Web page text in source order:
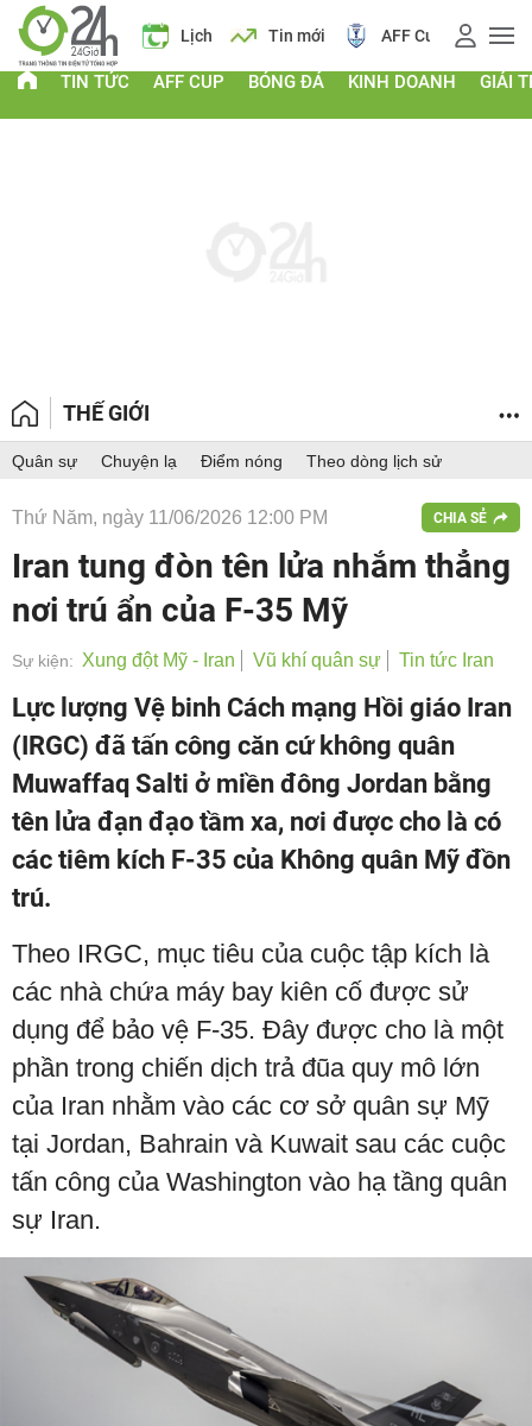
Giá vàng Lịch Tin mới AFF Cup Giá
TIN TỨC AFF CUP BÓNG ĐÁ KINH DOANH GIẢI
THẾ GIỚI
Quân sự Chuyện lạ Điểm nóng Theo dòng lịch sử
Thứ Năm, ngày 11/06/2026 12:00 PM CHIA SẺ
Iran tung đòn tên lửa nhắm thẳng
nơi trú ẩn của F-35 Mỹ
Sự kiện: Xung đột Mỹ - Iran Vũ khí quân sự Tin tức Iran
Lực lượng Vệ binh Cách mạng Hồi giáo Iran
(IRGC) đã tấn công căn cứ không quân
Muwaffaq Salti ở miền đông Jordan bằng
tên lửa đạn đạo tầm xa, nơi được cho là có
các tiêm kích F-35 của Không quân Mỹ đồn
trú.
Theo IRGC, mục tiêu của cuộc tập kích là
các nhà chứa máy bay kiên cố được sử
dụng để bảo vệ F-35. Đây được cho là một
phần trong chiến dịch trả đũa quy mô lớn
của Iran nhằm vào các cơ sở quân sự Mỹ
tại Jordan, Bahrain và Kuwait sau các cuộc
tấn công của Washington vào hạ tầng quân
sự Iran.